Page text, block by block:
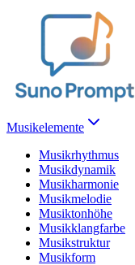
Musikelemente
Musikrhythmus
Musikdynamik
Musikharmonie
Musikmelodie
Musiktonhöhe
Musikklangfarbe
Musikstruktur
Musikform